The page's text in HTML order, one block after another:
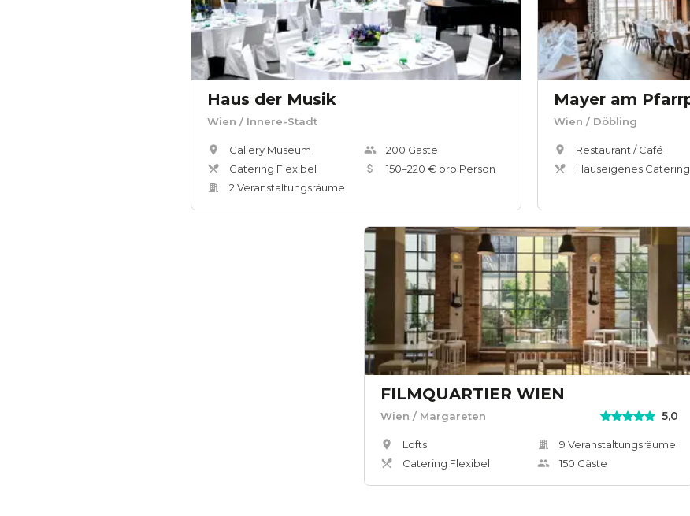
Haus der Musik
Wien / Innere-Stadt
Gallery Museum
Catering Flexibel
2 Veranstaltungsräume
200 Gäste
150–220 € pro Person
Wien / Döbling
Restaurant / Café
Hauseigenes Catering
FILMQUARTIER WIEN
Wien / Margareten 5,0
Lofts
Catering Flexibel
9 Veranstaltungsräume
150 Gäste